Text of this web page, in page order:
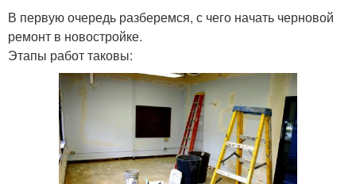
В первую очередь разберемся, с чего начать черновой
ремонт в новостройке.
Этапы работ таковы: